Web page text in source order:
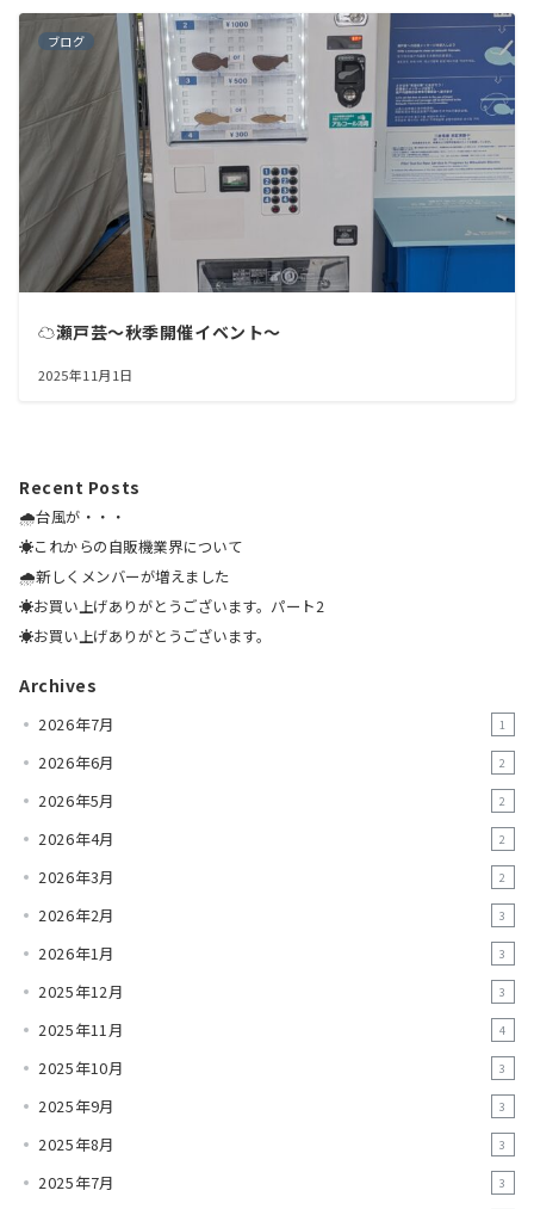
ブログ
☁️瀬戸芸～秋季開催イベント～
2025年11月1日
Recent Posts
🌧️台風が・・・
☀️これからの自販機業界について
🌧️新しくメンバーが増えました
☀️お買い上げありがとうございます。パート2
☀️お買い上げありがとうございます。
Archives
2026年7月 1
2026年6月 2
2026年5月 2
2026年4月 2
2026年3月 2
2026年2月 3
2026年1月 3
2025年12月 3
2025年11月 4
2025年10月 3
2025年9月 3
2025年8月 3
2025年7月 3